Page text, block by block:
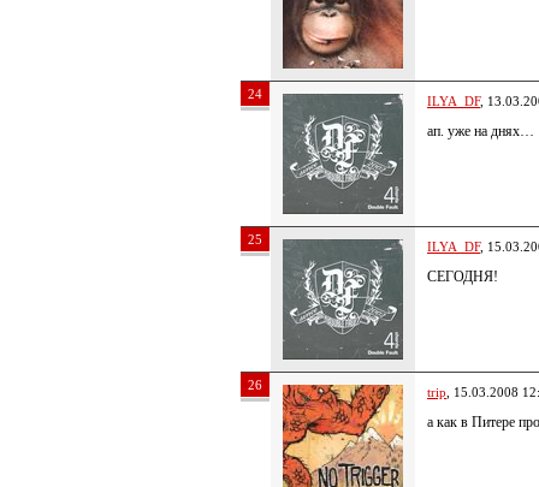
24 ILYA_DF,
ап. уже на днях…
25 ILYA_DF,
СЕГОДНЯ!
26 trip , 15.03.2008
а как в Питере